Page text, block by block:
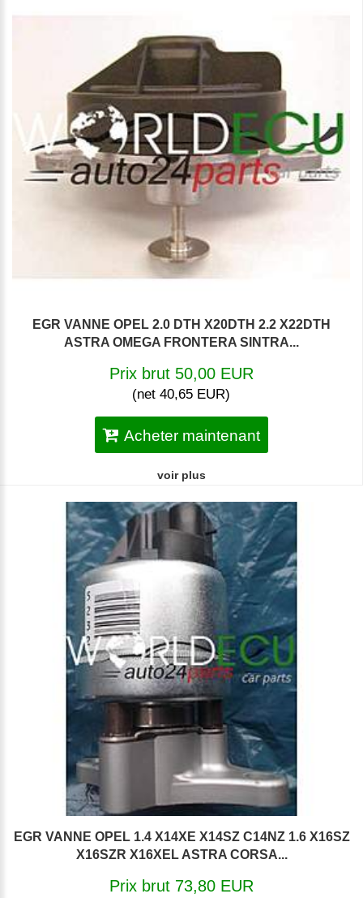
EGR VANNE OPEL 2.0 DTH X20DTH 2.2 X22DTH
ASTRA OMEGA FRONTERA SINTRA...
Prix brut 50,00 EUR
(net 40,65 EUR)
Acheter maintenant
voir plus
EGR VANNE OPEL 1.4 X14XE X14SZ C14NZ 1.6 X16SZ
X16SZR X16XEL ASTRA CORSA...
Prix brut 73,80 EUR